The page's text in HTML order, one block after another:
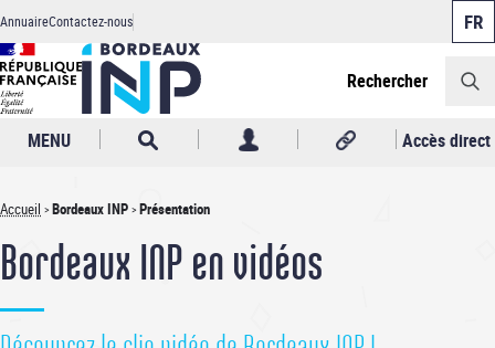
Aller
au
contenu
principal
Header
AnnuaireContactez-nous
Rechercher
MENU Accès direct
Fil
d'Ariane
Accueil Bordeaux INP Présentation
Bordeaux INP en vidéos
Panneau de gestion des cookies